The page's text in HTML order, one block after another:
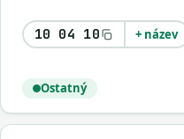
10 04 10 + název
Ostatný